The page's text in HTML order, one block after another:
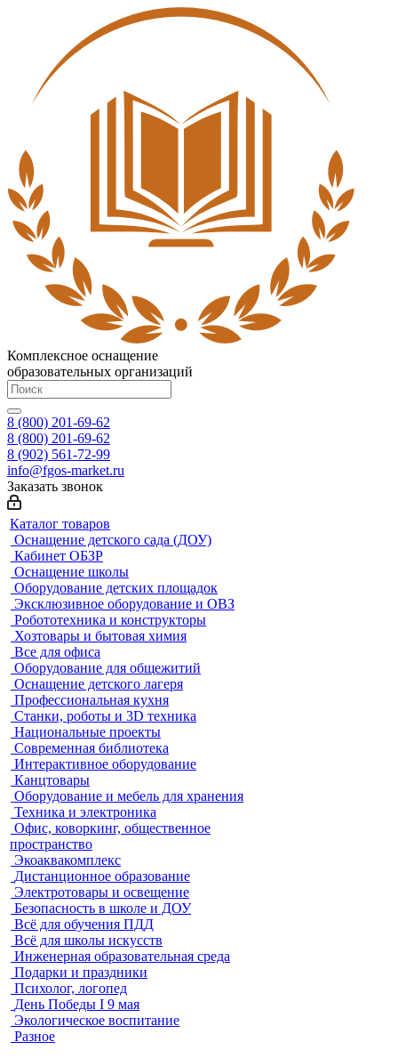
Комплексное оснащение
образовательных организаций
8 (800) 201-69-62
8 (800) 201-69-62
8 (902) 561-72-99
info@fgos-market.ru
Заказать звонок
Каталог товаров
Оснащение детского сада (ДОУ)
Кабинет ОБЗР
Оснащение школы
Оборудование детских площадок
Эксклюзивное оборудование и ОВЗ
Робототехника и конструкторы
Хозтовары и бытовая химия
Все для офиса
Оборудование для общежитий
Оснащение детского лагеря
Профессиональная кухня
Станки, роботы и 3D техника
Национальные проекты
Современная библиотека
Интерактивное оборудование
Канцтовары
Оборудование и мебель для хранения
Техника и электроника
Офис, коворкинг, общественное
пространство
Экоаквакомплекс
Дистанционное образование
Электротовары и освещение
Безопасность в школе и ДОУ
Всё для обучения ПДД
Всё для школы искусств
Инженерная образовательная среда
Подарки и праздники
Психолог, логопед
День Победы I 9 мая
Экологическое воспитание
Разное